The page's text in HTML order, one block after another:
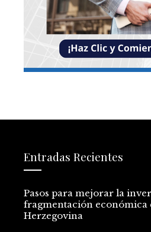
Entradas Recientes
Pasos para mejorar la
fragmentación económica
Herzegovina